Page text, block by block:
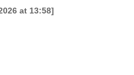
at 13:58]